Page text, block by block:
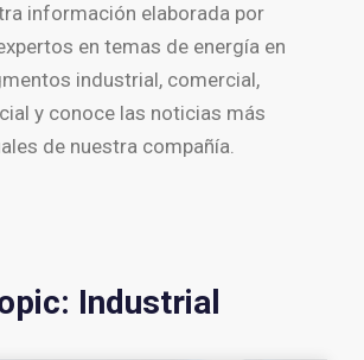
información elaborada por
en temas de energía en
industrial, comercial,
y conoce las noticias más
de nuestra compañía.
Industrial